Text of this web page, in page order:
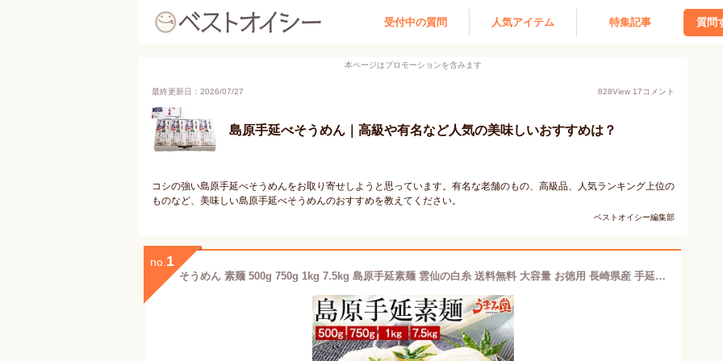
受付中の質問 人気アイテム 特集記事 質問
本ページはプロモーションを含みます
最終更新日：2026/07/27 828View 17コメント
島原手延べそうめん｜高級や有名など人気の美味しいおすすめは？
コシの強い島原手延べそうめんをお取り寄せしようと思っています。有名な老舗のもの、高級品、人気ランキング上位の
ものなど、美味しい島原手延べそうめんのおすすめを教えてください。
ベストオイシー編集部
no. 1
そうめん 素麺 500g 750g 1kg 7.5kg 島原手延素麺 雲仙の白糸 送料無料 大容量 お徳用 長崎県産 手延べ 南島原 にゅうめん ポイント消化 食品 お土産 ギフト 国産 人気には 訳あり 名産品 家庭用 備蓄 [メール便]